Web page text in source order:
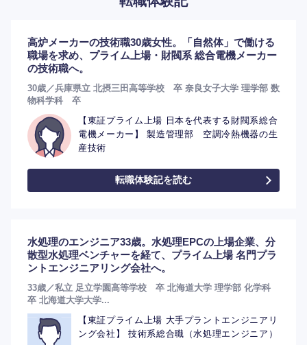
選択する
選択する
選択する
選択する
高炉メーカーの技術職30歳女性。「自然体」で働ける
職場を求め、プライム上場・財閥系 総合電機メーカー
の技術職へ。
30歳／兵庫県立 北摂三田高等学校 卒 奈良女子大学 理学部 数
物科学科 卒
【東証プライム上場 日本を代表する財閥系総合
電機メーカー】 製造管理部 空調冷熱機器の生
産技術
転職体験記を読む
水処理のエンジニア33歳。水処理EPCの上場企業、分
散型水処理ベンチャーを経て、プライム上場 名門プラ
ントエンジニアリング会社へ。
33歳／私立 足立学園高等学校 卒 北海道大学 理学部 化学科
卒 北海道大学大学...
【東証プライム上場 大手プラントエンジニアリ
ング会社】 技術系総合職（水処理エンジニア）